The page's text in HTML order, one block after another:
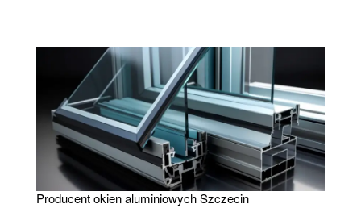
Producent okien aluminiowych Szczecin